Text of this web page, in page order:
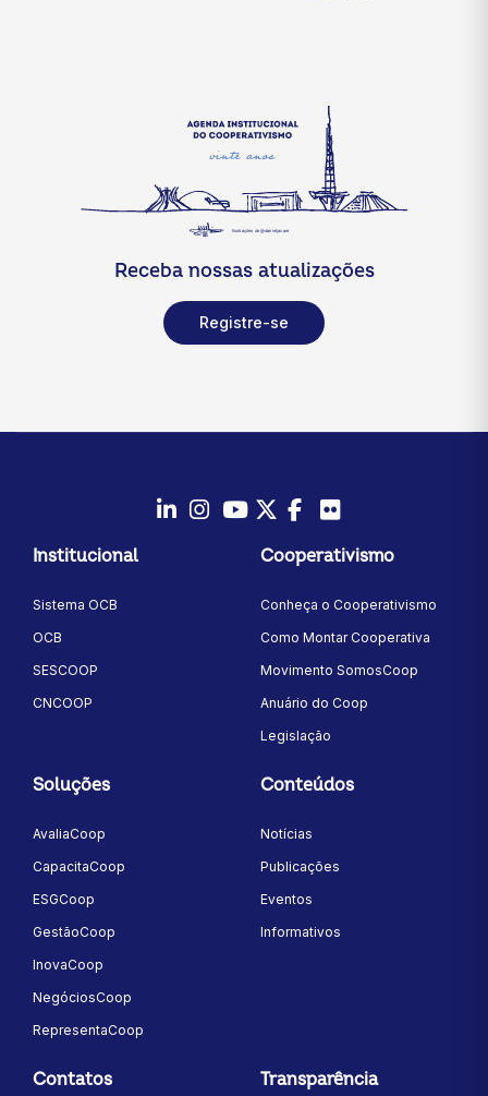
Receba nossas atualizações
Registre-se
Instagram
YoutubeTwitter/X
Facebook
Institucional
Sistema OCB
OCB
SESCOOP
CNCOOP
Cooperativismo
Conheça o Cooperativismo
Como Montar Cooperativa
Movimento SomosCoop
Anuário do Coop
Legislação
Soluções
AvaliaCoop
CapacitaCoop
ESGCoop
GestãoCoop
InovaCoop
NegóciosCoop
RepresentaCoop
Conteúdos
Notícias
Publicações
Eventos
Informativos
Contatos Transparência